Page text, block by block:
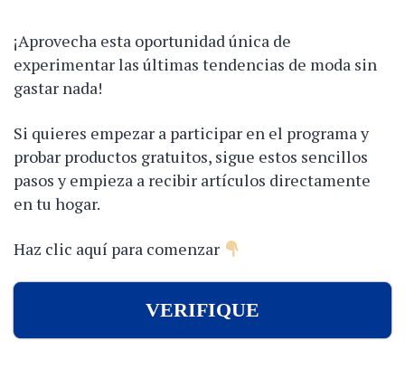
¡Aprovecha esta oportunidad única de
experimentar las últimas tendencias de moda sin
gastar nada!
Si quieres empezar a participar en el programa y
probar productos gratuitos, sigue estos sencillos
pasos y empieza a recibir artículos directamente
en tu hogar.
Haz clic aquí para comenzar
VERIFIQUE